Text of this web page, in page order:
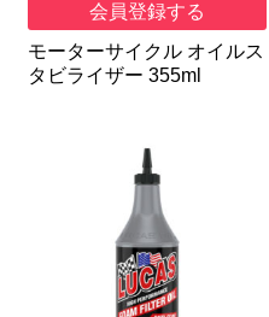
会員登録する
モーターサイクル オイルス
タビライザー 355ml